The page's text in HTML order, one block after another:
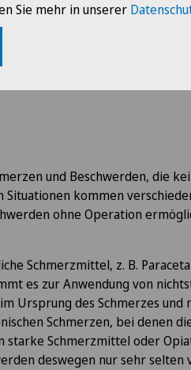
Kraftmessungen.
und Beschwerden, die
kommen
ohne Operation
Schmerzmittel, z. B.
es zur Anwendung von
Ursprung des Schmerzes und
Schmerzen, bei denen
Schmerzmittel oder
deswegen nur sehr selten
Sie mehr in unserer